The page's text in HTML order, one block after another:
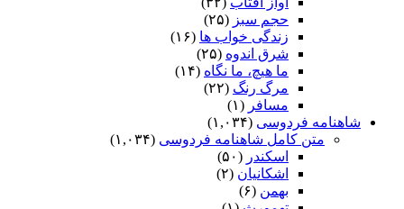
حجم سبز (۲۵)
زندگی خواب ها (۱۶)
شرق اندوه (۲۵)
ما هیچ، ما نگاه (۱۴)
مرگ رنگ (۲۲)
مسافر (۱)
شاهنامه فردوسی (۱,۰۳۴)
متن کامل شاهنامه فردوسی (۱,۰۳۴)
اسکندر (۵۰)
اشکانیان (۲)
بهمن (۶)